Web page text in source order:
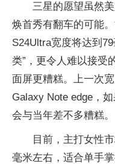
三星的愿望虽然
焕首秀有翻车的可能
S24Ultra宽度将达到
类”，更令人难以接受
面屏更糟糕。上一次
Galaxy Note edge，
会与当年差不多糟糕。
目前，主打女性
毫米左右，适合单手